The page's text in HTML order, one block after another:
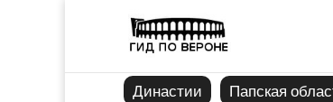
Династии Папская